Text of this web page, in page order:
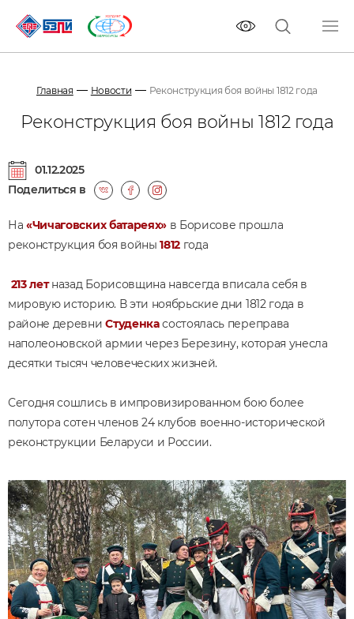
Главная Новости Реконструкция боя войны 1812 года
Реконструкция боя войны 1812 года
01.12.2025
Поделиться в
На«Чичаговских батареях» в Борисове прошла
реконструкция боя войны1812 года
213 летназад Борисовщина навсегда вписала себя в
мировую историю. В эти ноябрьские дни 1812 года в
районе деревниСтуденкасостоялась переправа
наполеоновской армии через Березину, которая унесла
десятки тысяч человеческих жизней.
Сегодня сошлись в импровизированном бою более
полутора сотен членов 24 клубов военно-исторической
реконструкции Беларуси и России.